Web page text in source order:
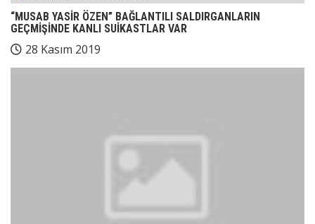
“MUSAB YASİR ÖZEN” BAĞLANTILI SALDIRGANLARIN
GEÇMİŞİNDE KANLI SUİKASTLAR VAR
28 Kasım 2019